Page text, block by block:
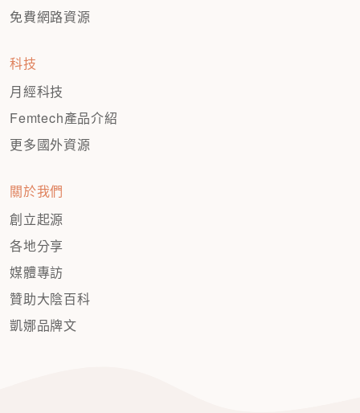
免費網路資源
科技
月經科技
Femtech產品介紹
更多國外資源
關於我們
創立起源
各地分享
媒體專訪
贊助大陰百科
凱娜品牌文